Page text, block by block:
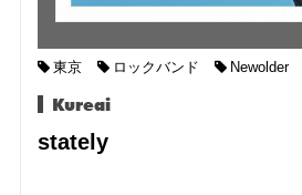
東京 ロックバンド Newolder
Kureai
stately